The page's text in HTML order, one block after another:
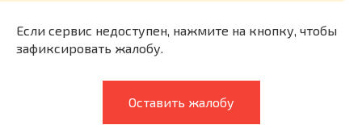
Если сервис недоступен, нажмите на кнопку, чтобы
зафиксировать жалобу.
Оставить жалобу